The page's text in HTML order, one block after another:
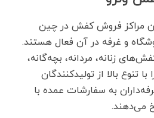
مراکز فروش کفش در چین
بیش از ۱۰۰۰ فروشگاه و غرفه در آن فعال هستند.
زنانه، مردانه، بچه‌گانه،
تنوع بالا از تولیدکنندگان
به سفارشات عمده با
می‌دهند.